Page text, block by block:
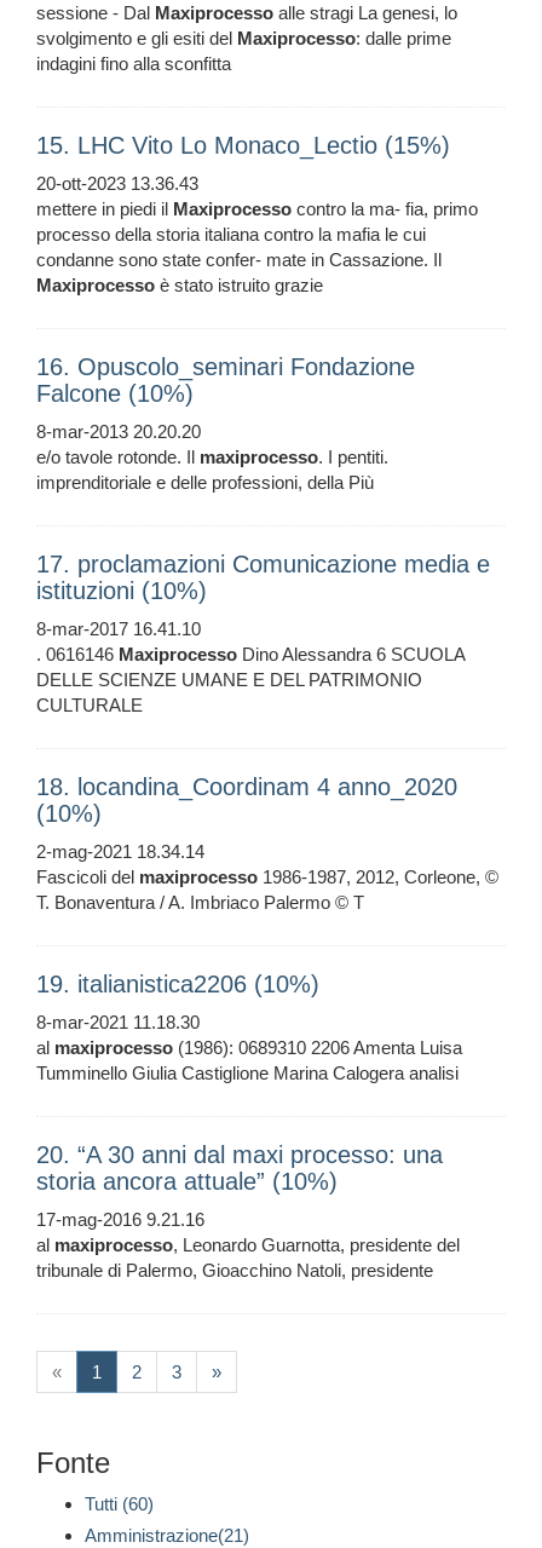
sessione - Dal Maxiprocesso alle stragi La genesi, lo
svolgimento e gli esiti del Maxiprocesso: dalle prime
indagini fino alla sconfitta
15. LHC Vito Lo Monaco_Lectio (15%)
20-ott-2023 13.36.43
mettere in piedi il Maxiprocesso contro la ma- fia, primo
processo della storia italiana contro la mafia le cui
condanne sono state confer- mate in Cassazione. Il
Maxiprocesso è stato istruito grazie
16. Opuscolo_seminari Fondazione
Falcone (10%)
8-mar-2013 20.20.20
e/o tavole rotonde. Il maxiprocesso. I pentiti.
imprenditoriale e delle professioni, della Più
17. proclamazioni Comunicazione media e
istituzioni (10%)
8-mar-2017 16.41.10
. 0616146 Maxiprocesso Dino Alessandra 6 SCUOLA
DELLE SCIENZE UMANE E DEL PATRIMONIO
CULTURALE
18. locandina_Coordinam 4 anno_2020
(10%)
2-mag-2021 18.34.14
Fascicoli del maxiprocesso 1986-1987, 2012, Corleone, ©
T. Bonaventura / A. Imbriaco Palermo © T
19. italianistica2206 (10%)
8-mar-2021 11.18.30
al maxiprocesso (1986): 0689310 2206 Amenta Luisa
Tumminello Giulia Castiglione Marina Calogera analisi
20. “A 30 anni dal maxi processo: una
storia ancora attuale” (10%)
17-mag-2016 9.21.16
al maxiprocesso, Leonardo Guarnotta, presidente del
tribunale di Palermo, Gioacchino Natoli, presidente
« 1 (current)
2 3 »
Fonte
Tutti (60)
Amministrazione(21)